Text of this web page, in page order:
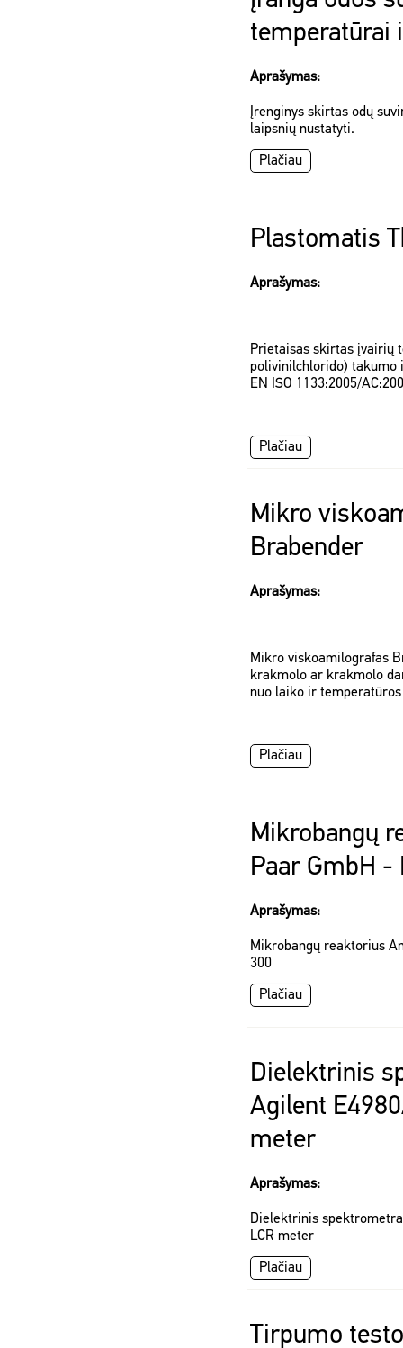
temperatūrai
Aprašymas:
Įrenginys skirtas odų
laipsnių nustatyti.
Plačiau
Plastomatis
Aprašymas:
Prietaisas skirtas įvairių
polivinilchlorido) takumo
EN ISO 1133:2005/
Plačiau
Mikro
Brabender
Aprašymas:
Mikro viskoamilografas
krakmolo ar krakmolo
nuo laiko ir
Plačiau
Mikrobangų
Paar GmbH -
Aprašymas:
Mikrobangų reaktorius
300
Plačiau
Dielektrinis
Agilent
meter
Aprašymas:
Dielektrinis
LCR meter
Plačiau
Tirpumo